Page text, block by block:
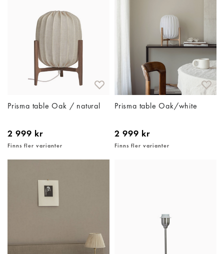
Prisma table Oak / natural
2 999 kr
Finns fler varianter
Prisma table Oak/white
2 999 kr
Finns fler varianter